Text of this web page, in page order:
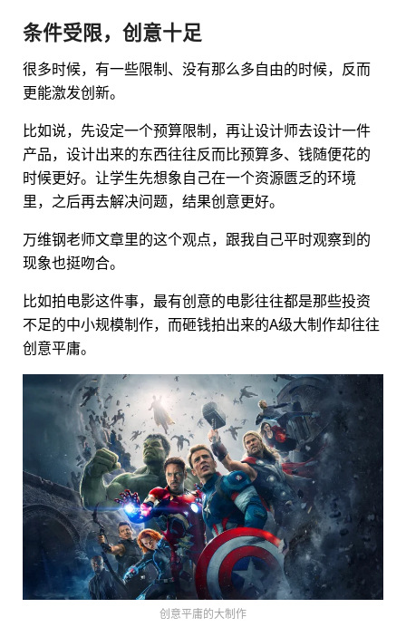
条件受限，创意十足
很多时候，有一些限制、没有那么多自由的时候，反而
更能激发创新。
比如说，先设定一个预算限制，再让设计师去设计一件
产品，设计出来的东西往往反而比预算多、钱随便花的
时候更好。让学生先想象自己在一个资源匮乏的环境
里，之后再去解决问题，结果创意更好。
万维钢老师文章里的这个观点，跟我自己平时观察到的
现象也挺吻合。
比如拍电影这件事，最有创意的电影往往都是那些投资
不足的中小规模制作，而砸钱拍出来的A级大制作却往往
创意平庸。
创意平庸的大制作